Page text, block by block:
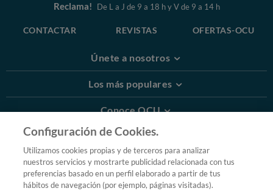
Reclama! De L a J de 9 a 18 h y V de 9 a 14 h
CONTACTAR REVISTAS OFERTAS-OCU
Únete a nosotros
Los más populares
Conoce OCU
Más Información
© 2026 OCU
Condiciones generales de contratación de OCU
Configuración de Cookies.
Utilizamos cookies propias y de terceros para analizar
nuestros servicios y mostrarte publicidad relacionada con tus
preferencias basado en un perfil elaborado a partir de tus
hábitos de navegación (por ejemplo, páginas visitadas).